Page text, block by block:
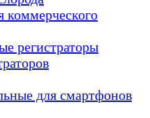
коммерческого
регистраторы
для смартфонов